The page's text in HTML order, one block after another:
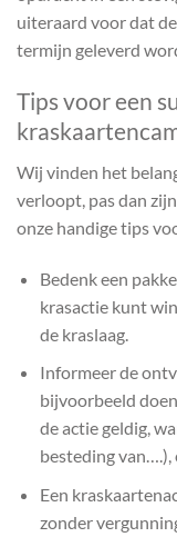
uiteraard voor dat
termijn geleverd
Tips voor een
Wij vinden het
verloopt, pas dan
onze handige tips
Bedenk een
krasactie kunt
de kraslaag.
Informeer de
bijvoorbeeld
de actie geldig,
besteding van….),
Een
zonder